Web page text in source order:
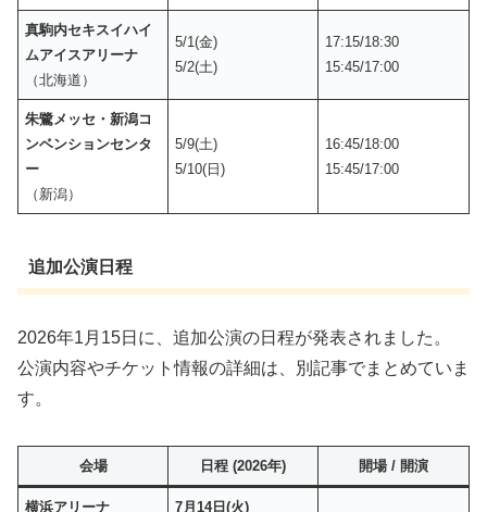
真駒内セキスイハイ
ムアイスアリーナ
（北海道）
5/1(金)
5/2(土)
17:15/18:30
15:45/17:00
朱鷺メッセ・新潟コ
ンベンションセンタ
ー
（新潟）
5/9(土)
5/10(日)
16:45/18:00
15:45/17:00
追加公演日程
2026年1月15日に、追加公演の日程が発表されました。
公演内容やチケット情報の詳細は、別記事でまとめていま
す。
会場 日程 (2026年) 開場 / 開演
横浜アリーナ
7月14日(火)